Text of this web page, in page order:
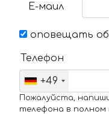
Е-маил
оповещать об
Телефон
+49
Пожалуйста,
телефона в